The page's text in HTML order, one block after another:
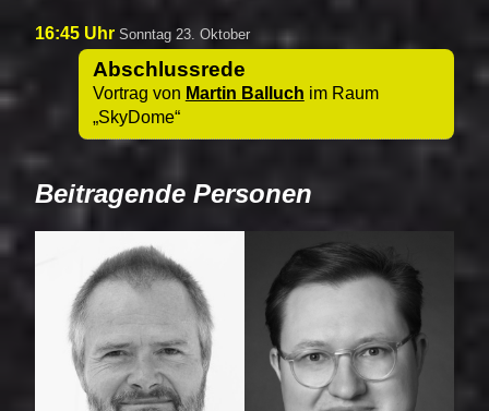
16:45 Uhr Sonntag 23. Oktober
Abschlussrede
Vortrag von Martin Balluch im Raum
SkyDome
Beitragende Personen